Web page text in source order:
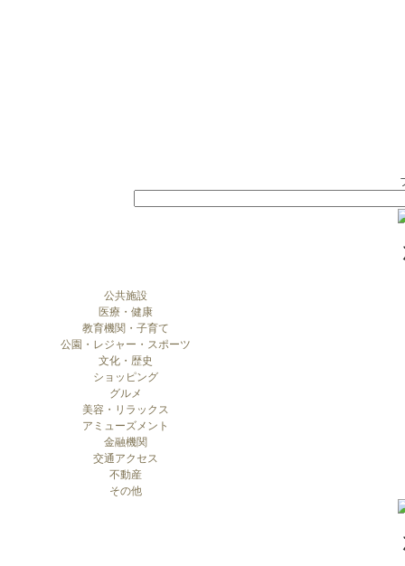
公共施設
医療・健康
教育機関・子育て
公園・レジャー・スポーツ
文化・歴史
ショッピング
グルメ
美容・リラックス
アミューズメント
金融機関
交通アクセス
不動産
その他